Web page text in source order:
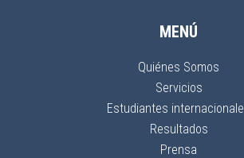
MENÚ
Quiénes Somos
Servicios
Estudiantes
Resultados
Prensa